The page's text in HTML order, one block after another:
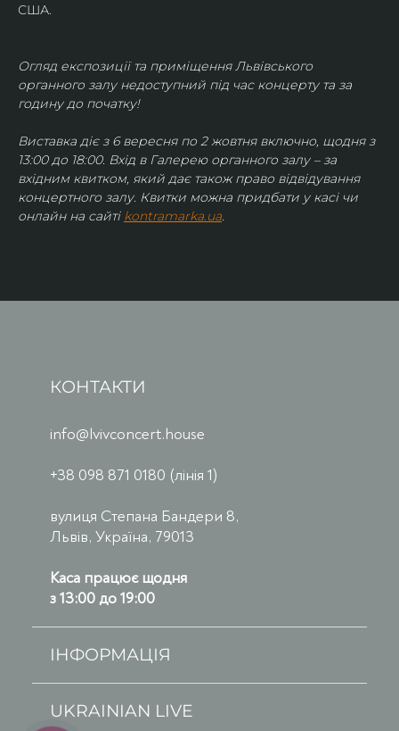
США.
Огляд експозиції та приміщення Львівського
органного залу недоступний під час концерту та за
годину до початку!
Виставка діє з 6 вересня по 2 жовтня включно, щодня з
13:00 до 18:00. Вхід в Галерею органного залу – за
вхідним квитком, який дає також право відвідування
концертного залу. Квитки можна придбати у касі чи
онлайн на сайті kontramarka.ua.
КОНТАКТИ
info@lvivconcert.house
+38 098 871 0180 (лінія 1)
вулиця Степана Бандери 8,
Львів, Україна, 79013
Каса працює щодня
з 13:00 до 19:00
ІНФОРМАЦІЯ
UKRAINIAN LIVE